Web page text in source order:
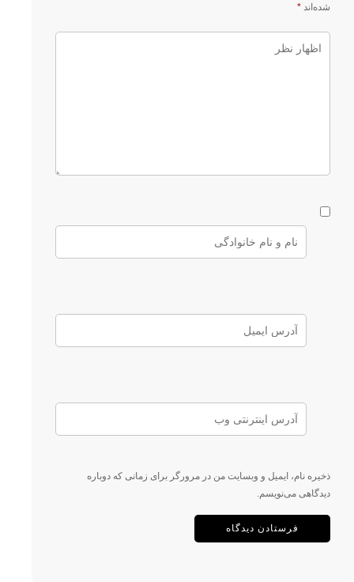
شده‌اند *
ذخیره نام، ایمیل و وبسایت من در مرورگر برای زمانی که دوباره
دیدگاهی می‌نویسم.